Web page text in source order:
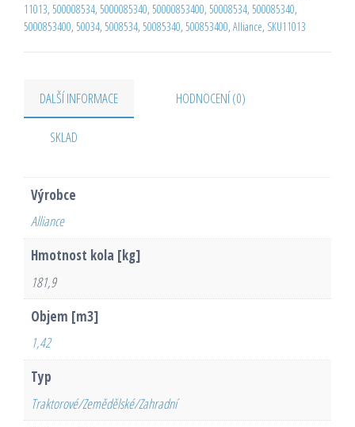
11013, 500008534, 5000085340, 50000853400, 50008534, 500085340,
5000853400, 50034, 5008534, 50085340, 500853400, Alliance, SKU11013
DALŠÍ INFORMACE HODNOCENÍ (0)
SKLAD
Výrobce
Alliance
Hmotnost kola [kg]
181,9
Objem [m3]
1,42
Typ
Traktorové/Zemědělské/Zahradní